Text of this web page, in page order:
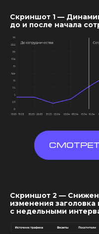
Скриншот 1 —
до и после начала
Скриншот 2 —
изменения заголовка
с недельными